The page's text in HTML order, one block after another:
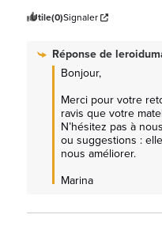
Utile(0)Signaler
Réponse de
Bonjour,
Merci pour votre
ravis que votre
N’hésitez pas à
ou suggestions :
nous améliorer.
Marina